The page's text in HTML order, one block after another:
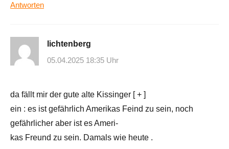
Antworten
lichtenberg
05.04.2025 18:35 Uhr
da fällt mir der gute alte Kissinger [ + ]
ein : es ist gefährlich Amerikas Feind zu sein, noch
gefährlicher aber ist es Ameri-
kas Freund zu sein. Damals wie heute .